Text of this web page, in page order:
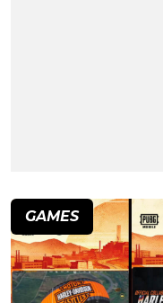
GAMES